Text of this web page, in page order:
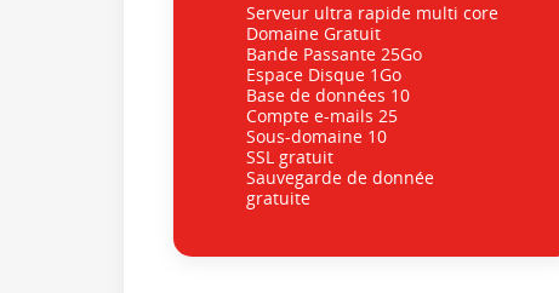
Serveur ultra rapide multi core
Domaine Gratuit
Bande Passante 25Go
Espace Disque 1Go
Base de données 10
Compte e-mails 25
Sous-domaine 10
SSL gratuit
Sauvegarde de donnée
gratuite